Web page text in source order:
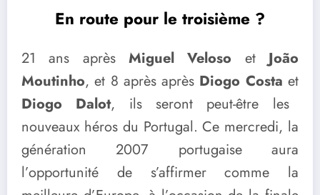
En route pour le troisième ?
21 ans après Miguel Veloso et João
Moutinho, et 8 après après Diogo Costa et
Diogo Dalot, ils seront peut-être les
nouveaux héros du Portugal. Ce mercredi, la
génération 2007 portugaise aura
l’opportunité de s’affirmer comme la